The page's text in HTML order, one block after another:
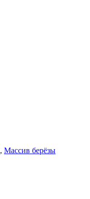
, Массив берёзы